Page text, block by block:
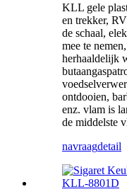
KLL gele
en trekker,
de schaal,
mee te
herhaaldelijk
ontdooien,
enz. vlam is
de middelste
navraagdetail